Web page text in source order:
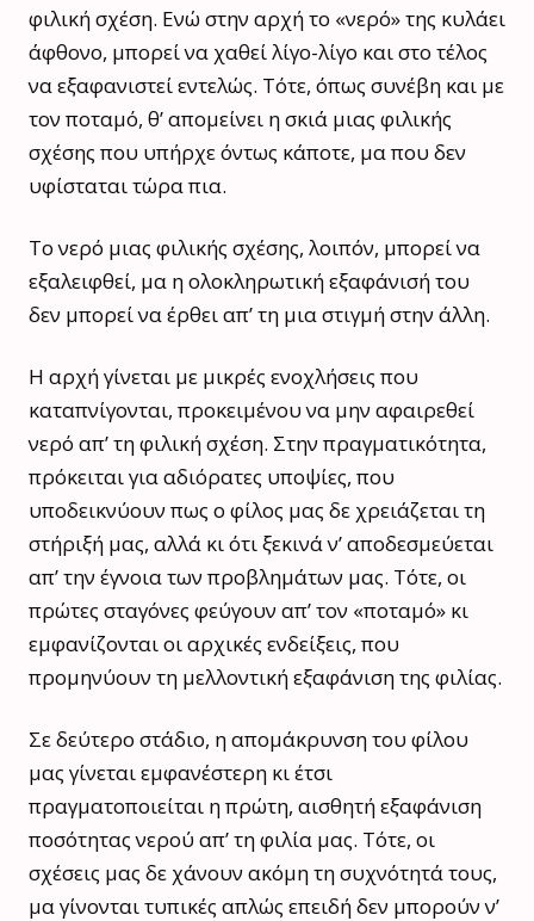
φιλική σχέση. Ενώ στην αρχή το «νερό» της κυλάει
άφθονο, μπορεί να χαθεί λίγο-λίγο και στο τέλος
να εξαφανιστεί εντελώς. Τότε, όπως συνέβη και με
τον ποταμό, θ’ απομείνει η σκιά μιας φιλικής
σχέσης που υπήρχε όντως κάποτε, μα που δεν
υφίσταται τώρα πια.
Το νερό μιας φιλικής σχέσης, λοιπόν, μπορεί να
εξαλειφθεί, μα η ολοκληρωτική εξαφάνισή του
δεν μπορεί να έρθει απ’ τη μια στιγμή στην άλλη.
Η αρχή γίνεται με μικρές ενοχλήσεις που
καταπνίγονται, προκειμένου να μην αφαιρεθεί
νερό απ’ τη φιλική σχέση. Στην πραγματικότητα,
πρόκειται για αδιόρατες υποψίες, που
υποδεικνύουν πως ο φίλος μας δε χρειάζεται τη
στήριξή μας, αλλά κι ότι ξεκινά ν’ αποδεσμεύεται
απ’ την έγνοια των προβλημάτων μας. Τότε, οι
πρώτες σταγόνες φεύγουν απ’ τον «ποταμό» κι
εμφανίζονται οι αρχικές ενδείξεις, που
προμηνύουν τη μελλοντική εξαφάνιση της φιλίας.
Σε δεύτερο στάδιο, η απομάκρυνση του φίλου
μας γίνεται εμφανέστερη κι έτσι
πραγματοποιείται η πρώτη, αισθητή εξαφάνιση
ποσότητας νερού απ’ τη φιλία μας. Τότε, οι
σχέσεις μας δε χάνουν ακόμη τη συχνότητά τους,
μα γίνονται τυπικές απλώς επειδή δεν μπορούν ν’